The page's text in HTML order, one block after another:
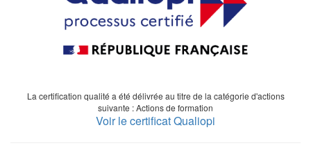
La certification qualité a été délivrée au titre de la catégorie d'actions
suivante : Actions de formation
Voir le certificat Qualiopi